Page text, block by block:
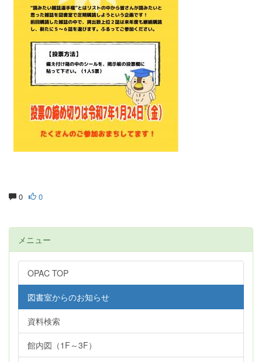
0 0
メニュー
OPAC TOP
図書室からのお知らせ
資料検索
館内図（1F～3F）